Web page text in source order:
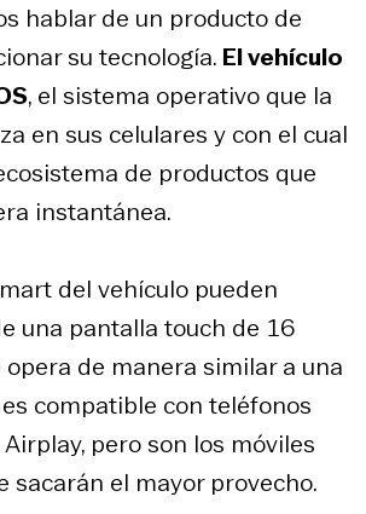
hablar de un producto de
su tecnología. El vehículo
, el sistema operativo que la
en sus celulares y con el cual
de productos que
instantánea.
del vehículo pueden
una pantalla touch de 16
opera de manera similar a una
compatible con teléfonos
pero son los móviles
sacarán el mayor provecho.